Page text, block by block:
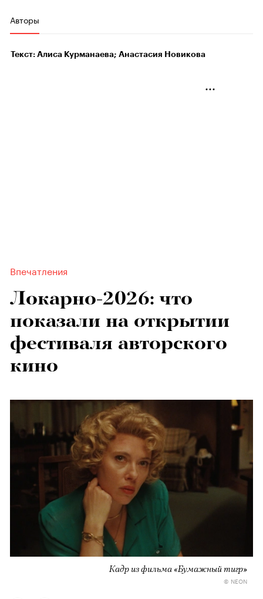
Авторы
Текст: Алиса Курманаева; Анастасия Новикова
Впечатления
Локарно-2026: что
показали на открытии
фестиваля авторского
кино
Кадр из фильма «Бумажный тигр»
© NEON